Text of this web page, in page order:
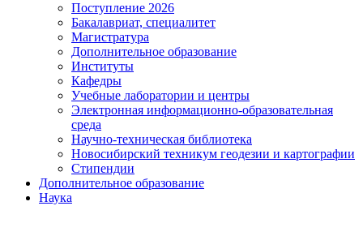
Поступление 2026
Бакалавриат, специалитет
Магистратура
Дополнительное образование
Институты
Кафедры
Учебные лаборатории и центры
Электронная информационно-образовательная
среда
Научно-техническая библиотека
Новосибирский техникум геодезии и картографии
Стипендии
Дополнительное образование
Наука